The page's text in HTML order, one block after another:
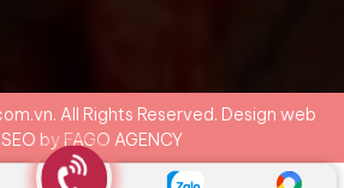
All Rights Reserved. Design web
by FAGO AGENCY